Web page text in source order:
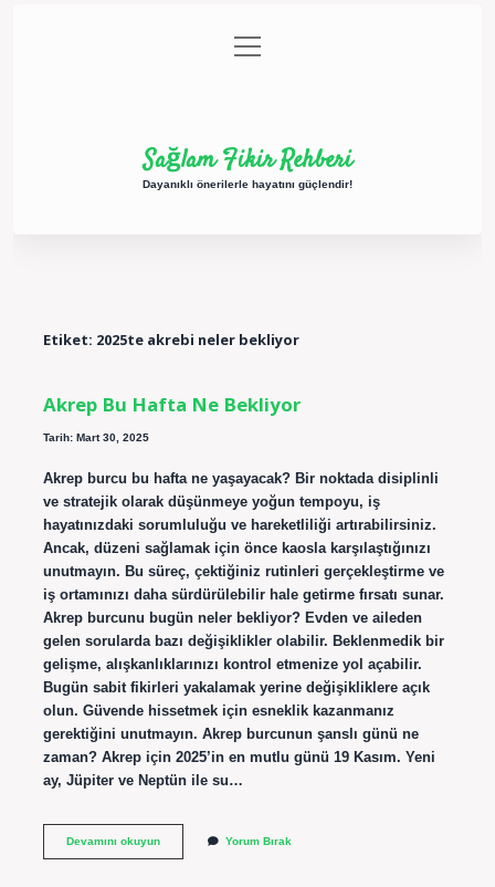
Gizlilik Politikası
menüyü
aç
Sağlam Fikir Rehberi
Dayanıklı önerilerle hayatını güçlendir!
Etiket: 2025te akrebi neler bekliyor
Akrep Bu Hafta Ne Bekliyor
Tarih: Mart 30, 2025
Akrep burcu bu hafta ne yaşayacak? Bir noktada disiplinli
ve stratejik olarak düşünmeye yoğun tempoyu, iş
hayatınızdaki sorumluluğu ve hareketliliği artırabilirsiniz.
Ancak, düzeni sağlamak için önce kaosla karşılaştığınızı
unutmayın. Bu süreç, çektiğiniz rutinleri gerçekleştirme ve
iş ortamınızı daha sürdürülebilir hale getirme fırsatı sunar.
Akrep burcunu bugün neler bekliyor? Evden ve aileden
gelen sorularda bazı değişiklikler olabilir. Beklenmedik bir
gelişme, alışkanlıklarınızı kontrol etmenize yol açabilir.
Bugün sabit fikirleri yakalamak yerine değişikliklere açık
olun. Güvende hissetmek için esneklik kazanmanız
gerektiğini unutmayın. Akrep burcunun şanslı günü ne
zaman? Akrep için 2025’in en mutlu günü 19 Kasım. Yeni
ay, Jüpiter ve Neptün ile su…
Devamını okuyunAkrep
Yorum Bırak